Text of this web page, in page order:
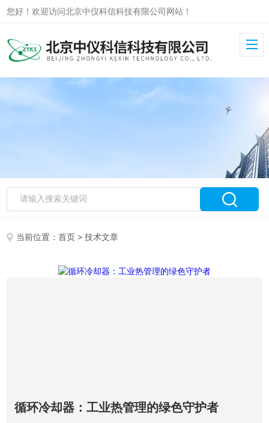
您好！欢迎访问北京中仪科信科技有限公司网站！
当前位置：首页 > 技术文章
循环冷却器：工业热管理的绿色守护者